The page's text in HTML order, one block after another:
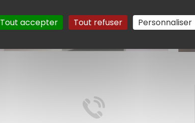
en savoir plus >
Tout accepter Tout refuser Personnaliser